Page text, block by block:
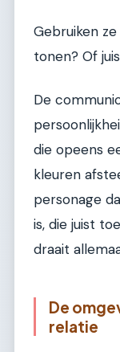
Gebruiken
tonen? Of
De
die opeens
kleuren
personage
is, die juist
draait
De
relatie